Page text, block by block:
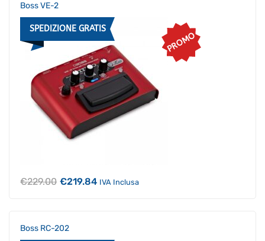
Boss VE-2
SPEDIZIONE GRATIS
PROMO
€229.00 Il
€219.84IlIVA Inclusa
Boss RC-202